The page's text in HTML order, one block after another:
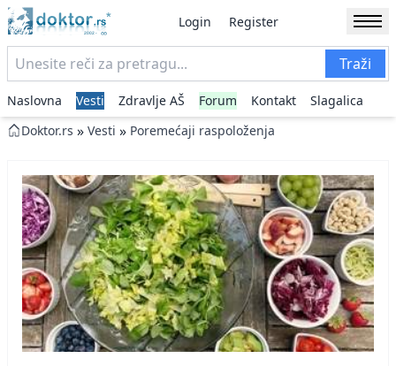
Login Register
Traži
Naslovna Vesti Zdravlje AŠ Forum Kontakt
Slagalica
Doktor.rs » Vesti » Poremećaji raspoloženja